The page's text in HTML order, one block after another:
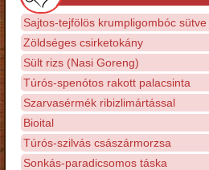
Sajtos-tejfölös krumpligombóc sütve
Zöldséges csirketokány
Sült rizs (Nasi Goreng)
Túrós-spenótos rakott palacsinta
Szarvasérmék ribizlimártással
Bioital
Túrós-szilvás császármorzsa
Sonkás-paradicsomos táska